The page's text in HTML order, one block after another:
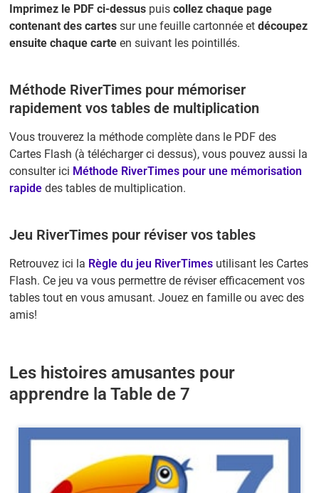
Imprimez le PDF ci-dessus puiscollez chaque page
contenant des cartes sur une feuille cartonnée etdécoupez
ensuite chaque carte en suivant les pointillés.
Méthode RiverTimes pour mémoriser
rapidement vos tables de multiplication
Vous trouverez la méthode complète dans le PDF des
Cartes Flash (à télécharger ci dessus), vous pouvez aussi la
consulter ici Méthode RiverTimes pour une mémorisation
rapide des tables de multiplication.
Jeu RiverTimes pour réviser vos tables
Retrouvez ici la Règle du jeu RiverTimes utilisant les Cartes
Flash. Ce jeu va vous permettre de réviser efficacement vos
tables tout en vous amusant. Jouez en famille ou avec des
amis!
Les histoires amusantes pour
apprendre la Table de 7